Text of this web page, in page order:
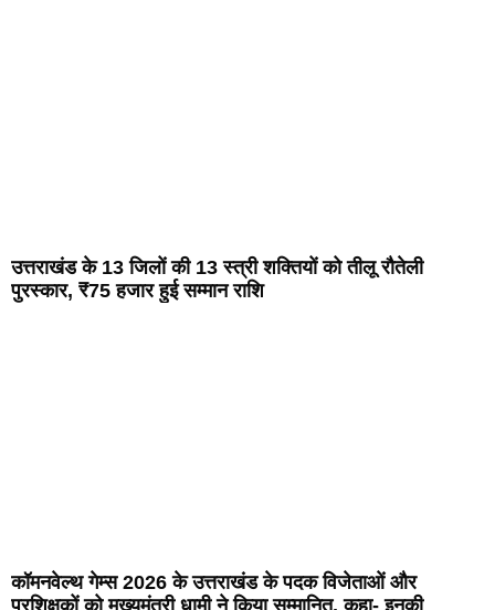
उत्तराखंड के 13 जिलों की 13 स्त्री शक्तियों को तीलू रौतेली
पुरस्कार, ₹75 हजार हुई सम्मान राशि
कॉमनवेल्थ गेम्स 2026 के उत्तराखंड के पदक विजेताओं और
प्रशिक्षकों को मुख्यमंत्री धामी ने किया सम्मानित, कहा- इनकी